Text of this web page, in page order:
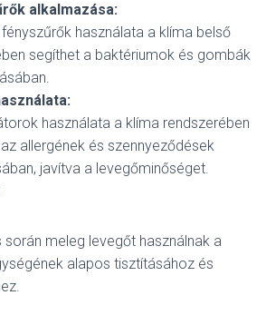
alkalmazása:
fényszűrők használata a klíma belső
segíthet a baktériumok és gombák
használata a klíma rendszerében
allergének és szennyeződések
javítva a levegőminőséget.
során meleg levegőt használnak a
alapos tisztításához és